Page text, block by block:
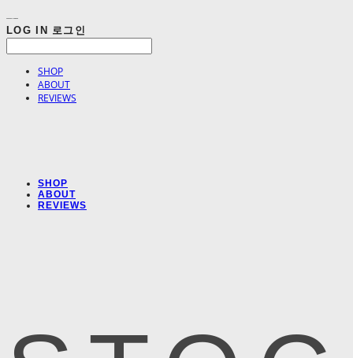
LOG IN 로그인
SHOP
ABOUT
REVIEWS
SHOP
ABOUT
REVIEWS